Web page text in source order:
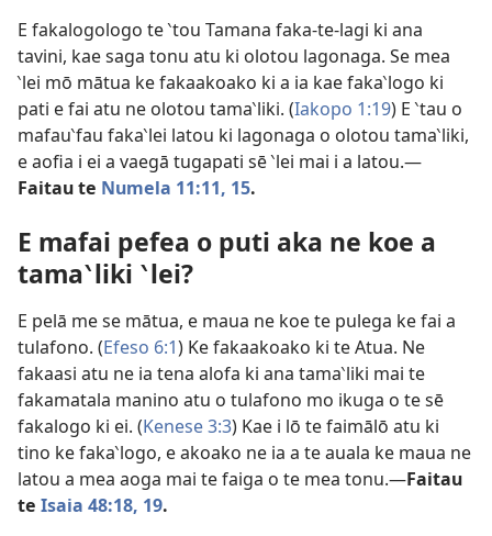
E fakalogologo te ‵tou Tamana faka-te-lagi ki ana
tavini, kae saga tonu atu ki olotou lagonaga. Se mea
‵lei mō mātua ke fakaakoako ki a ia kae faka‵logo ki
pati e fai atu ne olotou tama‵liki. (Iakopo 1:19) E ‵tau o
mafau‵fau faka‵lei latou ki lagonaga o olotou tama‵liki,
e aofia i ei a vaegā tugapati sē ‵lei mai i a latou.—
Faitaute Numela 11:11, 15.
E mafai pefea o puti aka ne koe a
tama‵liki ‵lei?
E pelā me se mātua, e maua ne koe te pulega ke fai a
tulafono. (Efeso 6:1) Ke fakaakoako ki te Atua. Ne
fakaasi atu ne ia tena alofa ki ana tama‵liki mai te
fakamatala manino atu o tulafono mo ikuga o te sē
fakalogo ki ei. (Kenese 3:3) Kae i lō te faimālō atu ki
tino ke faka‵logo, e akoako ne ia a te auala ke maua ne
latou a mea aoga mai te faiga o te mea tonu.—Faitau
te Isaia 48:18, 19.